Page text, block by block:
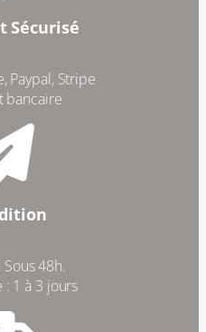
Sécurisé
Paypal, Stripe
bancaire
Sous 48h.
: 1 à 3 jours